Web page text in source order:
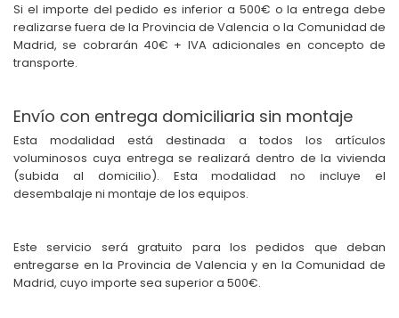
Si el importe del pedido es inferior a 500€ o la entrega debe
realizarse fuera de la Provincia de Valencia o la Comunidad de
Madrid, se cobrarán 40€ + IVA adicionales en concepto de
transporte.
Envío con entrega domiciliaria sin montaje
Esta modalidad está destinada a todos los artículos
voluminosos cuya entrega se realizará dentro de la vivienda
(subida al domicilio). Esta modalidad no incluye el
desembalaje ni montaje de los equipos.
Este servicio será gratuito para los pedidos que deban
entregarse en la Provincia de Valencia y en la Comunidad de
Madrid, cuyo importe sea superior a 500€.